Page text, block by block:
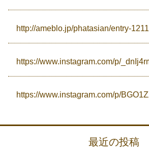
http://ameblo.jp/phatasian/entry-
https://www.instagram.com/p/
https://www.instagram.com/p/
最近の投稿